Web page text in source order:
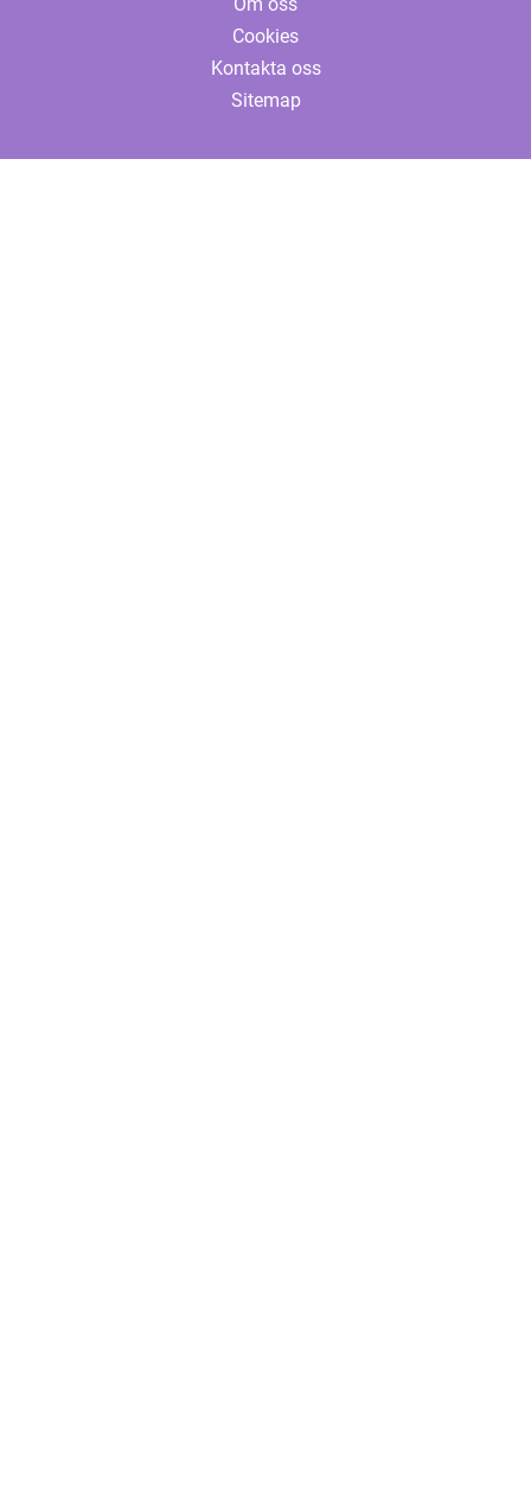
Cookies
Kontakta oss
Sitemap